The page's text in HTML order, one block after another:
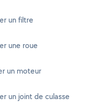
un filtre
une roue
un moteur
un joint de culasse